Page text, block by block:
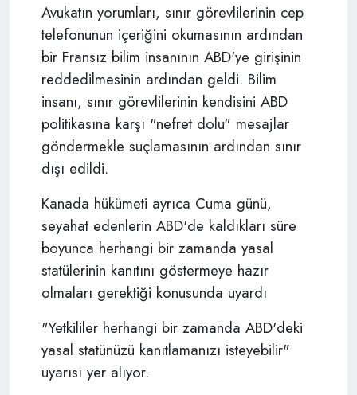
Avukatın yorumları, sınır görevlilerinin cep
telefonunun içeriğini okumasının ardından
bir Fransız bilim insanının ABD'ye girişinin
reddedilmesinin ardından geldi. Bilim
insanı, sınır görevlilerinin kendisini ABD
politikasına karşı "nefret dolu" mesajlar
göndermekle suçlamasının ardından sınır
dışı edildi.
Kanada hükümeti ayrıca Cuma günü,
seyahat edenlerin ABD'de kaldıkları süre
boyunca herhangi bir zamanda yasal
statülerinin kanıtını göstermeye hazır
olmaları gerektiği konusunda uyardı
"Yetkililer herhangi bir zamanda ABD'deki
yasal statünüzü kanıtlamanızı isteyebilir"
uyarısı yer alıyor.